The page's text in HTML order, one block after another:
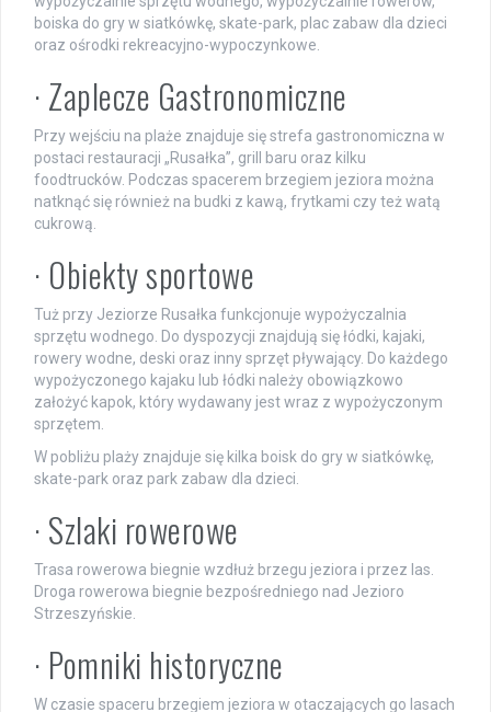
boiska do gry w siatkówkę, skate-park, plac zabaw dla dzieci
oraz ośrodki rekreacyjno-wypoczynkowe.
· Zaplecze Gastronomiczne
Przy wejściu na plaże znajduje się strefa gastronomiczna w
postaci restauracji „Rusałka”, grill baru oraz kilku
foodtrucków. Podczas spacerem brzegiem jeziora można
natknąć się również na budki z kawą, frytkami czy też watą
cukrową.
· Obiekty sportowe
Tuż przy Jeziorze Rusałka funkcjonuje wypożyczalnia
sprzętu wodnego. Do dyspozycji znajdują się łódki, kajaki,
rowery wodne, deski oraz inny sprzęt pływający. Do każdego
wypożyczonego kajaku lub łódki należy obowiązkowo
założyć kapok, który wydawany jest wraz z wypożyczonym
sprzętem.
W pobliżu plaży znajduje się kilka boisk do gry w siatkówkę,
skate-park oraz park zabaw dla dzieci.
· Szlaki rowerowe
Trasa rowerowa biegnie wzdłuż brzegu jeziora i przez las.
Droga rowerowa biegnie bezpośredniego nad Jezioro
Strzeszyńskie.
· Pomniki historyczne
W czasie spaceru brzegiem jeziora w otaczających go lasach